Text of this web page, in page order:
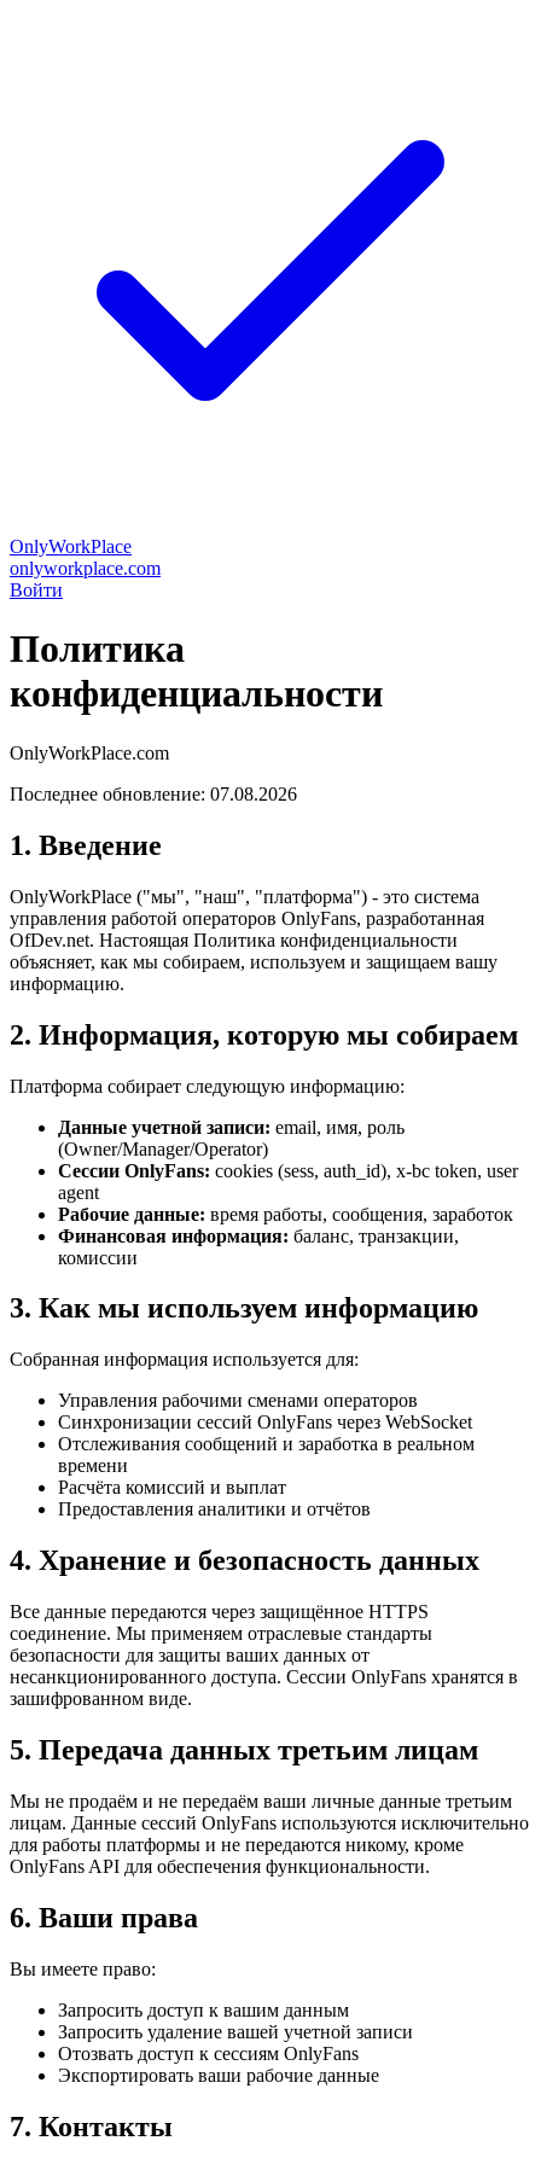
OnlyWorkPlace
onlyworkplace.com
Войти
Политика
конфиденциальности
OnlyWorkPlace.com
Последнее обновление: 07.08.2026
1. Введение
OnlyWorkPlace ("мы", "наш", "платформа") - это система
управления работой операторов OnlyFans, разработанная
OfDev.net. Настоящая Политика конфиденциальности
объясняет, как мы собираем, используем и защищаем вашу
информацию.
2. Информация, которую мы собираем
Платформа собирает следующую информацию:
Данные учетной записи: email, имя, роль
(Owner/Manager/Operator)
Сессии OnlyFans: cookies (sess, auth_id), x-bc token, user
agent
Рабочие данные: время работы, сообщения, заработок
Финансовая информация: баланс, транзакции,
комиссии
3. Как мы используем информацию
Собранная информация используется для:
Управления рабочими сменами операторов
Синхронизации сессий OnlyFans через WebSocket
Отслеживания сообщений и заработка в реальном
времени
Расчёта комиссий и выплат
Предоставления аналитики и отчётов
4. Хранение и безопасность данных
Все данные передаются через защищённое HTTPS
соединение. Мы применяем отраслевые стандарты
безопасности для защиты ваших данных от
несанкционированного доступа. Сессии OnlyFans хранятся в
зашифрованном виде.
5. Передача данных третьим лицам
Мы не продаём и не передаём ваши личные данные третьим
лицам. Данные сессий OnlyFans используются исключительно
для работы платформы и не передаются никому, кроме
OnlyFans API для обеспечения функциональности.
6. Ваши права
Вы имеете право:
Запросить доступ к вашим данным
Запросить удаление вашей учетной записи
Отозвать доступ к сессиям OnlyFans
Экспортировать ваши рабочие данные
7. Контакты